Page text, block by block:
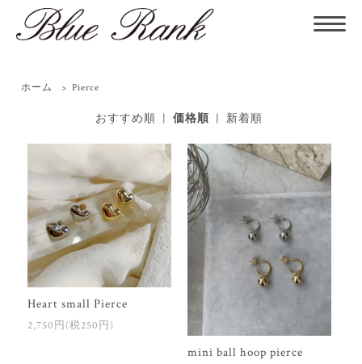
ホーム > Pierce
おすすめ順 |価格順 |新着順
Heart small Pierce
2,750円(税250円)
mini ball hoop pierce